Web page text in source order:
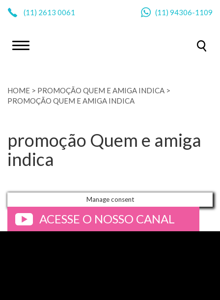
(11) 2613 0061 (11) 94306-1109
HOME > PROMOÇÃO QUEM E AMIGA INDICA >
PROMOÇÃO QUEM E AMIGA INDICA
promoção Quem e amiga
indica
Manage consent
ACESSE O NOSSO CANAL